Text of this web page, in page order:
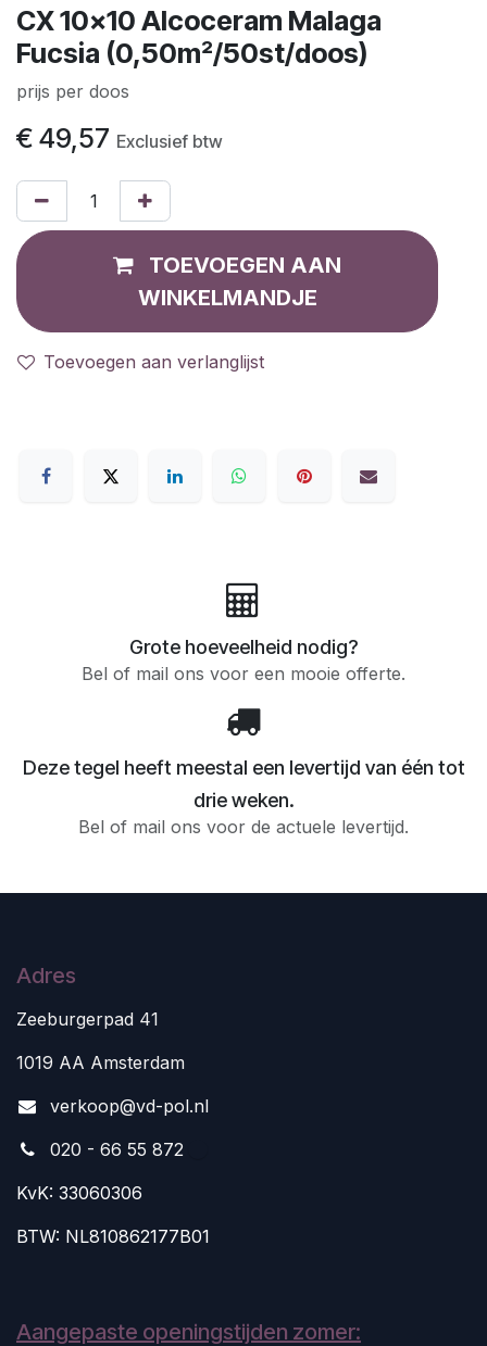
CX 10x10 Alcoceram Malaga
Fucsia (0,50m²/50st/doos)
prijs per doos
€ 49,57 Exclusief btw
TOEVOEGEN AAN
WINKELMANDJE
Toevoegen aan verlanglijst
Grote hoeveelheid nodig?
Bel of mail ons voor een mooie offerte.
Deze tegel heeft meestal een levertijd van één tot
drie weken.
Bel of mail ons voor de actuele levertijd.
Adres
Zeeburgerpad 41
1019 AA Amsterdam
verkoop@vd-pol.nl
020 - 66 55 872
KvK: 33060306
BTW: NL810862177B01
Aangepaste openingstijden zomer: